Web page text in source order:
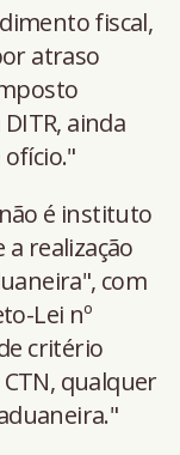
fiscal,
atraso
ainda
é instituto
realização
com
Lei nº
critério
qualquer